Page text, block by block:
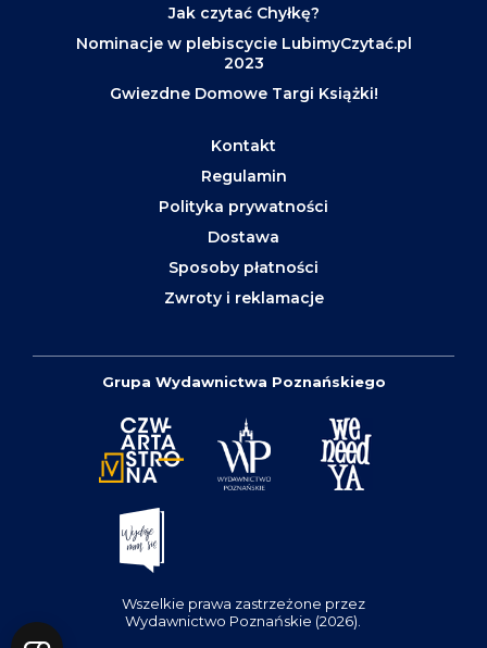
Jak czytać Chyłkę?
Nominacje w plebiscycie LubimyCzytać.pl
2023
Gwiezdne Domowe Targi Książki!
Kontakt
Regulamin
Polityka prywatności
Dostawa
Sposoby płatności
Zwroty i reklamacje
Grupa Wydawnictwa Poznańskiego
Wszelkie prawa zastrzeżone przez
Wydawnictwo Poznańskie (2026).